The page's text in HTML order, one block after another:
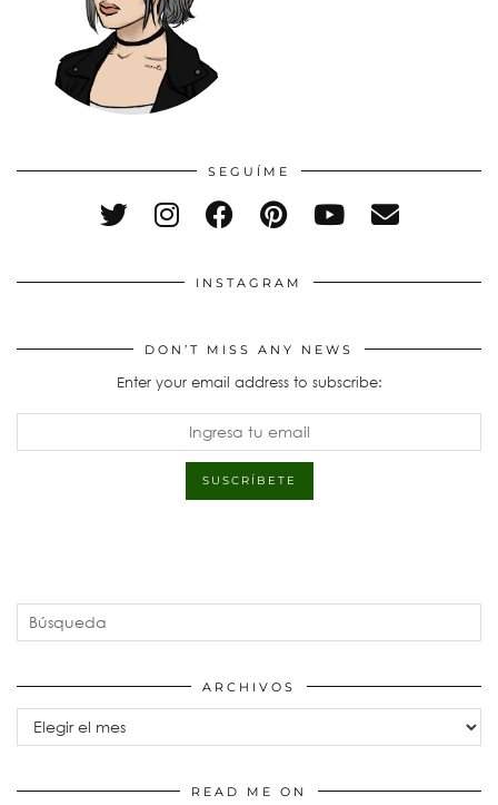
SEGUÍME
INSTAGRAM
DON’T MISS ANY NEWS
Enter your email address to subscribe:
ARCHIVOS
Archivos
READ ME ON